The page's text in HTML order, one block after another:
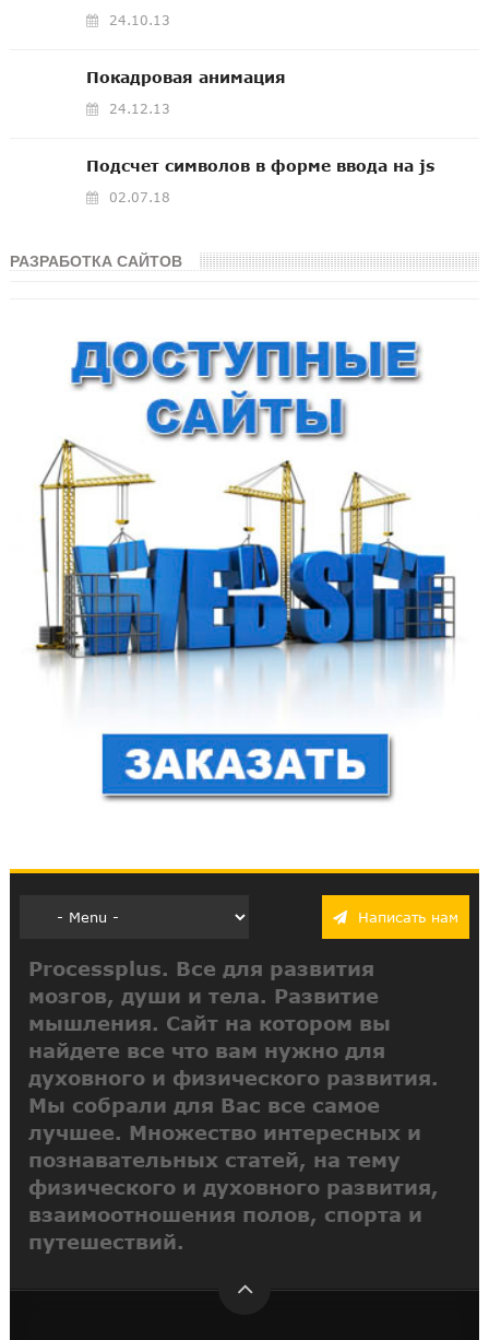
24.10.13
Покадровая анимация
24.12.13
Подсчет символов в форме ввода на js
02.07.18
РАЗРАБОТКА САЙТОВ
Написать нам
Processplus. Все для развития
мозгов, души и тела. Развитие
мышления. Сайт на котором вы
найдете все что вам нужно для
духовного и физического развития.
Мы собрали для Вас все самое
лучшее. Множество интересных и
познавательных статей, на тему
физического и духовного развития,
взаимоотношения полов, спорта и
путешествий.